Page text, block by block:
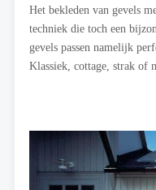
Het bekleden van gevels
techniek die toch een
gevels passen namelijk
Klassiek, cottage, strak of